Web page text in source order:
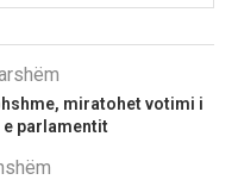
miratohet votimi i
e parlamentit